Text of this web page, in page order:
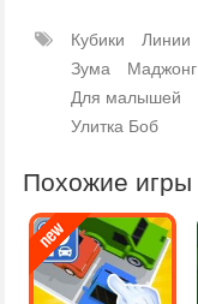
Кубики Линии
Зума
Маджонг
Для малышей
Улитка Боб
Похожие игры